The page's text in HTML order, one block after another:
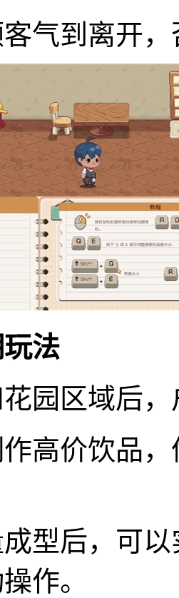
气到离开
法
园区域后
高价饮品
型后，可
作。